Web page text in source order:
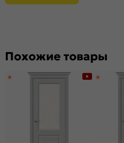
Похожие товары